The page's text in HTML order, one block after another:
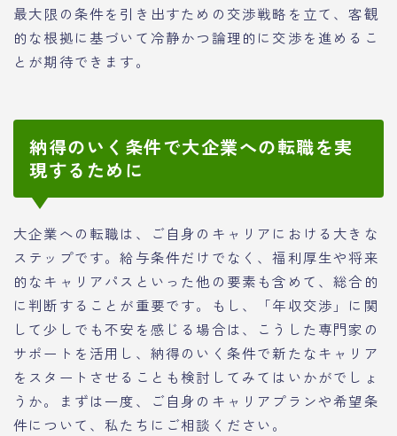
最大限の条件を引き出すための交渉戦略を立て、客観
的な根拠に基づいて冷静かつ論理的に交渉を進めるこ
とが期待できます。
納得のいく条件で大企業への転職を実
現するために
大企業への転職は、ご自身のキャリアにおける大きな
ステップです。給与条件だけでなく、福利厚生や将来
的なキャリアパスといった他の要素も含めて、総合的
に判断することが重要です。もし、「年収交渉」に関
して少しでも不安を感じる場合は、こうした専門家の
サポートを活用し、納得のいく条件で新たなキャリア
をスタートさせることも検討してみてはいかがでしょ
うか。まずは一度、ご自身のキャリアプランや希望条
件について、私たちにご相談ください。